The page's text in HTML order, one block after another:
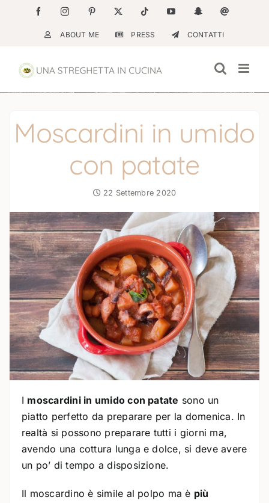
contenuto
FacebookInstagramPinterest Tiktok YouTubeSnapchatEmail
ABOUT ME PRESS CONTATTI
Moscardini in umido
con patate
22 Settembre 2020
I moscardini in umido con patate sono un
piatto perfetto da preparare per la domenica. In
realtà si possono preparare tutti i giorni ma,
avendo una cottura lunga e dolce, si deve avere
un po’ di tempo a disposizione.
Il moscardino è simile al polpo ma è più